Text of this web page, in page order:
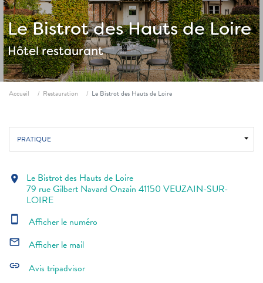
Le Bistrot des Hauts de Loire
Hôtel restaurant
Fil d'ariane
Accueil Restauration Le Bistrot des Hauts de Loire
PRATIQUE
location_on Le Bistrot des Hauts de Loire
79 rue Gilbert Navard Onzain 41150 VEUZAIN-SUR-
LOIRE
smartphone Afficher le numéro
mail_outline Afficher le mail
link Avis tripadvisor